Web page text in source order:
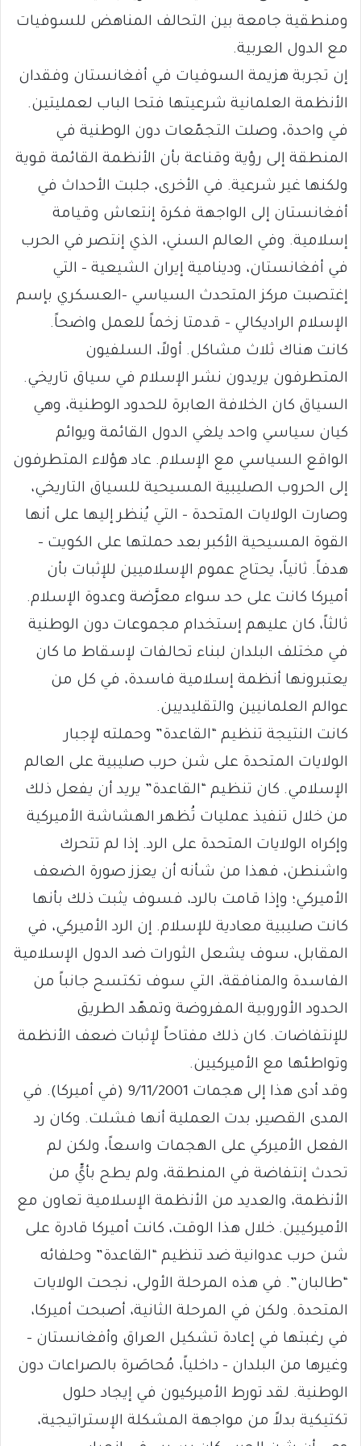
ومنطقية جامعة بين التحالف المناهض للسوفيات
مع الدول العربية.
إن تجربة هزيمة السوفيات في أفغانستان وفقدان
الأنظمة العلمانية شرعيتها فتحا الباب لعمليتين.
في واحدة، وصلت التجمّعات دون الوطنية في
المنطقة إلى رؤية وقناعة بأن الأنظمة القائمة قوية
ولكنها غير شرعية. في الأخرى، جلبت الأحداث في
أفغانستان إلى الواجهة فكرة إنتعاش وقيامة
إسلامية. وفي العالم السني، الذي إنتصر في الحرب
في أفغانستان، ودينامية إيران الشيعية – التي
إغتصبت مركز المتحدث السياسي -العسكري بإسم
الإسلام الراديكالي – قدمتا زخماً للعمل واضحاً.
كانت هناك ثلاث مشاكل. أولاً، السلفيون
المتطرفون يريدون نشر الإسلام في سياق تاريخي.
السياق كان الخلافة العابرة للحدود الوطنية، وهي
كيان سياسي واحد يلغي الدول القائمة ويوائم
الواقع السياسي مع الإسلام. عاد هؤلاء المتطرفون
إلى الحروب الصليبية المسيحية للسياق التاريخي،
وصارت الولايات المتحدة – التي يُنظر إليها على أنها
القوة المسيحية الأكبر بعد حملتها على الكويت –
هدفاً. ثانياً، يحتاج عموم الإسلاميين للإثبات بأن
أميركا كانت على حد سواء معرَّضة وعدوة الإسلام.
ثالثاً، كان عليهم إستخدام مجموعات دون الوطنية
في مختلف البلدان لبناء تحالفات لإسقاط ما كان
يعتبرونها أنظمة إسلامية فاسدة، في كل من
عوالم العلمانيين والتقليديين.
كانت النتيجة تنظيم “القاعدة” وحملته لإجبار
الولايات المتحدة على شن حرب صليبية على العالم
الإسلامي. كان تنظيم “القاعدة” يريد أن يفعل ذلك
من خلال تنفيذ عمليات تُظهر الهشاشة الأميركية
وإكراه الولايات المتحدة على الرد. إذا لم تتحرك
واشنطن، فهذا من شأنه أن يعزز صورة الضعف
الأميركي؛ وإذا قامت بالرد، فسوف يثبت ذلك بأنها
كانت صليبية معادية للإسلام. إن الرد الأميركي، في
المقابل، سوف يشعل الثورات ضد الدول الإسلامية
الفاسدة والمنافقة، التي سوف تكتسح جانباً من
الحدود الأوروبية المفروضة وتمهّد الطريق
للإنتفاضات. كان ذلك مفتاحاً لإثبات ضعف الأنظمة
وتواطئها مع الأميركيين.
وقد أدى هذا إلى هجمات 9/11/2001 (في أميركا). في
المدى القصير، بدت العملية أنها فشلت. وكان رد
الفعل الأميركي على الهجمات واسعاً، ولكن لم
تحدث إنتفاضة في المنطقة، ولم يطح بأيٍّ من
الأنظمة، والعديد من الأنظمة الإسلامية تعاون مع
الأميركيين. خلال هذا الوقت، كانت أميركا قادرة على
شن حرب عدوانية ضد تنظيم “القاعدة” وحلفائه
“طالبان”. في هذه المرحلة الأولى، نجحت الولايات
المتحدة. ولكن في المرحلة الثانية، أصبحت أميركا،
في رغبتها في إعادة تشكيل العراق وأفغانستان –
وغيرها من البلدان – داخلياً، مُحاصَرة بالصراعات دون
الوطنية. لقد تورط الأميركيون في إيجاد حلول
تكتيكية بدلاً من مواجهة المشكلة الإستراتيجية،